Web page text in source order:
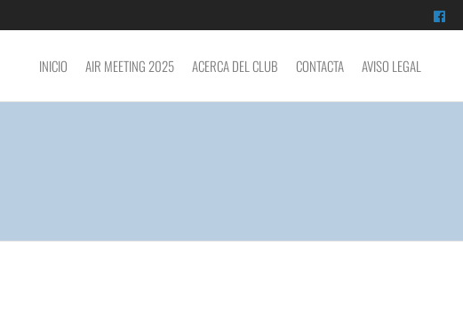
INICIO AIR MEETING 2025 ACERCA DEL CLUB CONTACTA AVISO LEGAL